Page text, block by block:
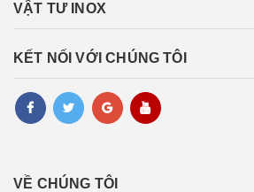
VẬT TƯ INOX
KẾT NỐI VỚI CHÚNG TÔI
VỀ CHÚNG TÔI